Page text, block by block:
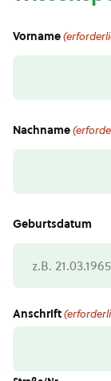
Vorname
Nachname
Geburtsdatum
MM
Anschrift